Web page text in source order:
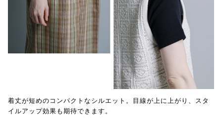
着丈が短めのコンパクトなシルエット。目線が上に上がり、スタ
イルアップ効果も期待できます。